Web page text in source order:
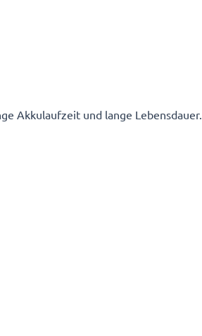
Akkulaufzeit und lange Lebensdauer.